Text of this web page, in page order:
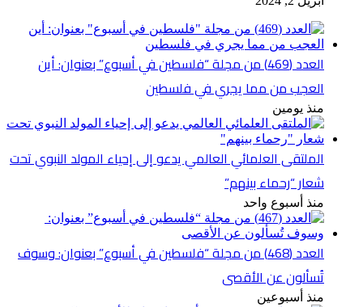
العدد (469) من مجلة “فلسطين في أسبوع” بعنوان: أين
العجب من مما يجري في فلسطين
منذ يومين
الملتقى العلمائي العالمي يدعو إلى إحياء المولد النبوي تحت
شعار “رحماء بينهم”
منذ أسبوع واحد
العدد (468) من مجلة “فلسطين في أسبوع” بعنوان: وسوف
تُسألون عن الأقصى
منذ أسبوعين